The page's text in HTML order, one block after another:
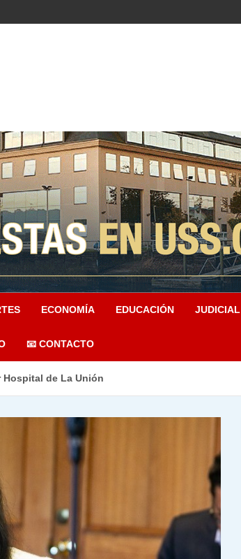
ECONOMÍA EDUCACIÓN JUDICIAL
📧 CONTACTO
Hospital de La Unión